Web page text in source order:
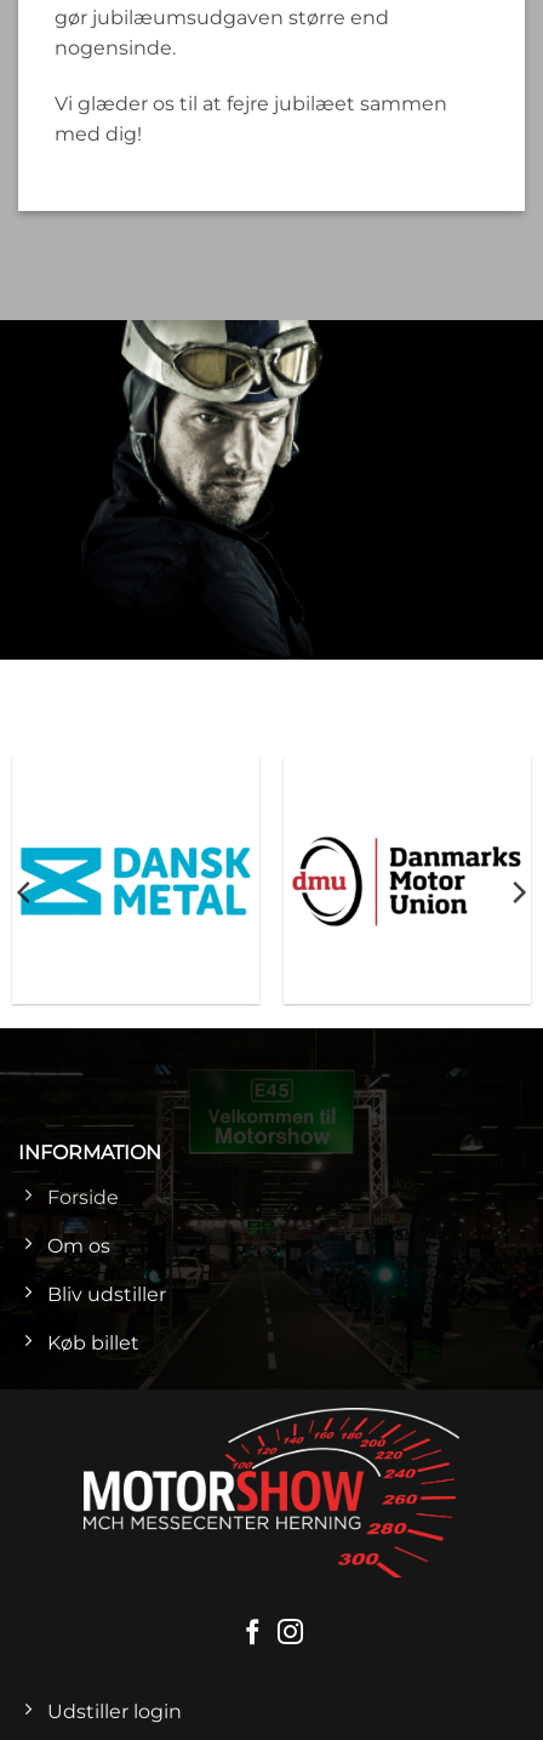
gør jubilæumsudgaven større end
nogensinde.
Vi glæder os til at fejre jubilæet sammen
med dig!
INFORMATION
Forside
Om os
Bliv udstiller
Køb billet
Udstiller login